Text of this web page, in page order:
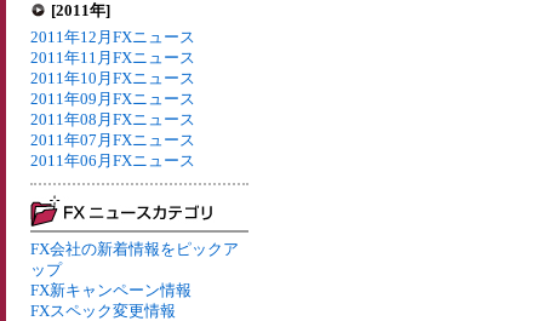
[2011年]
2011年12月FXニュース
2011年11月FXニュース
2011年10月FXニュース
2011年09月FXニュース
2011年08月FXニュース
2011年07月FXニュース
2011年06月FXニュース
FX会社の新着情報をピックア
ップ
FX新キャンペーン情報
FXスペック変更情報